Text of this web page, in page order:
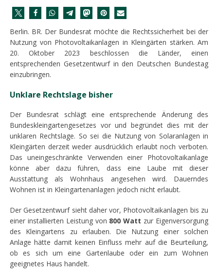
Berlin. BR. Der Bundesrat möchte die Rechtssicherheit bei der
Nutzung von Photovoltaikanlagen in Kleingärten stärken. Am
20. Oktober 2023 beschlossen die Länder, einen
entsprechenden Gesetzentwurf in den Deutschen Bundestag
einzubringen.
Unklare Rechtslage bisher
Der Bundesrat schlägt eine entsprechende Änderung des
Bundeskleingartengesetzes vor und begründet dies mit der
unklaren Rechtslage. So sei die Nutzung von Solaranlagen in
Kleingärten derzeit weder ausdrücklich erlaubt noch verboten.
Das uneingeschränkte Verwenden einer Photovoltaikanlage
könne aber dazu führen, dass eine Laube mit dieser
Ausstattung als Wohnhaus angesehen wird. Dauerndes
Wohnen ist in Kleingartenanlagen jedoch nicht erlaubt.
Der Gesetzentwurf sieht daher vor, Photovoltaikanlagen bis zu
einer installierten Leistung von 800 Watt zur Eigenversorgung
des Kleingartens zu erlauben. Die Nutzung einer solchen
Anlage hätte damit keinen Einfluss mehr auf die Beurteilung,
ob es sich um eine Gartenlaube oder ein zum Wohnen
geeignetes Haus handelt.